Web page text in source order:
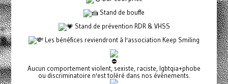
Stand de bouffe
Stand de prévention RDR & VHSS
Les bénéfices reviendront à l'association Keep Smiling
Aucun comportement violent, sexiste, raciste, lgbtqia+phobe
ou discriminatoire n'est toléré dans nos évènements.